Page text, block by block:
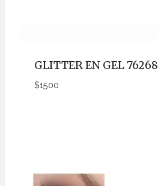
GLITTER EN GEL 76268
$1500